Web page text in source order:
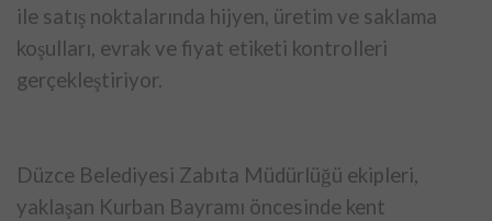
ile satış noktalarında hijyen, üretim ve saklama
koşulları, evrak ve fiyat etiketi kontrolleri
gerçekleştiriyor.
Düzce Belediyesi Zabıta Müdürlüğü ekipleri,
yaklaşan Kurban Bayramı öncesinde kent